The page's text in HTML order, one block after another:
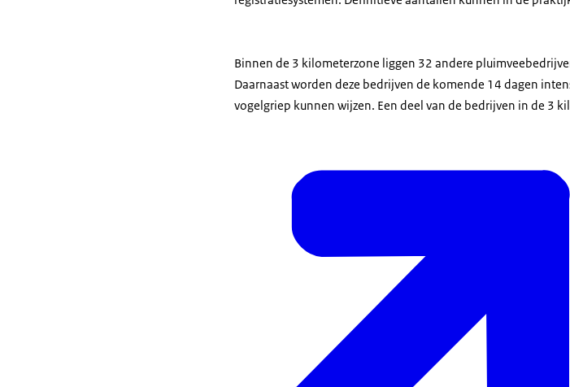
Binnen de 3 kilometerzone liggen 32 andere
Daarnaast worden deze bedrijven de komende 14 dagen
vogelgriep kunnen wijzen. Een deel van de bedrijven in de 3